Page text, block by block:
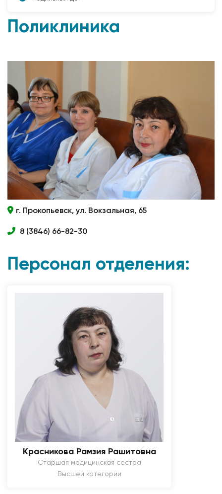
Поликлиника
г. Прокопьевск, ул. Вокзальная, 65
8 (3846) 66-82-30
Персонал отделения:
Красникова Рамзия Рашитовна
Старшая медицинская сестра
Высшей категории